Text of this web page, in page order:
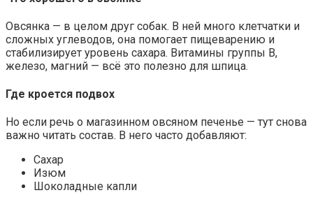
Овсянка — в целом друг собак. В ней много клетчатки и
сложных углеводов, она помогает пищеварению и
стабилизирует уровень сахара. Витамины группы B,
железо, магний — всё это полезно для шпица.
Где кроется подвох
Но если речь о магазинном овсяном печенье — тут снова
важно читать состав. В него часто добавляют:
Сахар
Изюм
Шоколадные капли